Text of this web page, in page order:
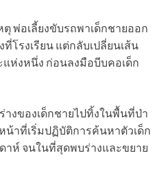
ตุ พ่อเลี้ยงขับรถพาเด็กชายออก
โรงเรียน แต่กลับเปลี่ยนเส้น
ห่งหนึ่ง ก่อนลงมือบีบคอเด็ก
งของเด็กชายไปทิ้งในพื้นที่ป่า
น้าที่เริ่มปฏิบัติการค้นหาตัวเด็ก
ห์ จนในที่สุดพบร่างและขยาย